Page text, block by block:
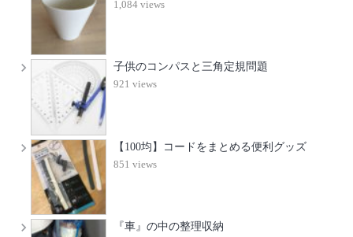
1,084 views
子供のコンパスと三角定規問題
921 views
【100均】コードをまとめる便利グッズ
851 views
『車』の中の整理収納